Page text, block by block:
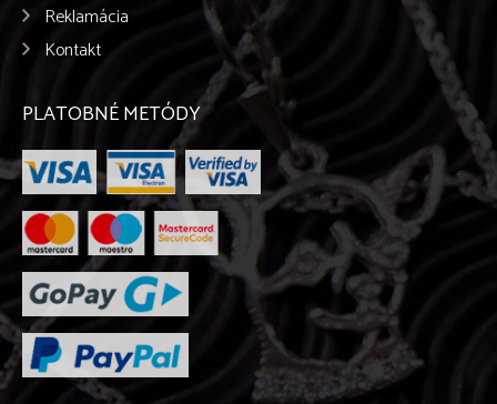
Reklamácia
Kontakt
PLATOBNÉ METÓDY